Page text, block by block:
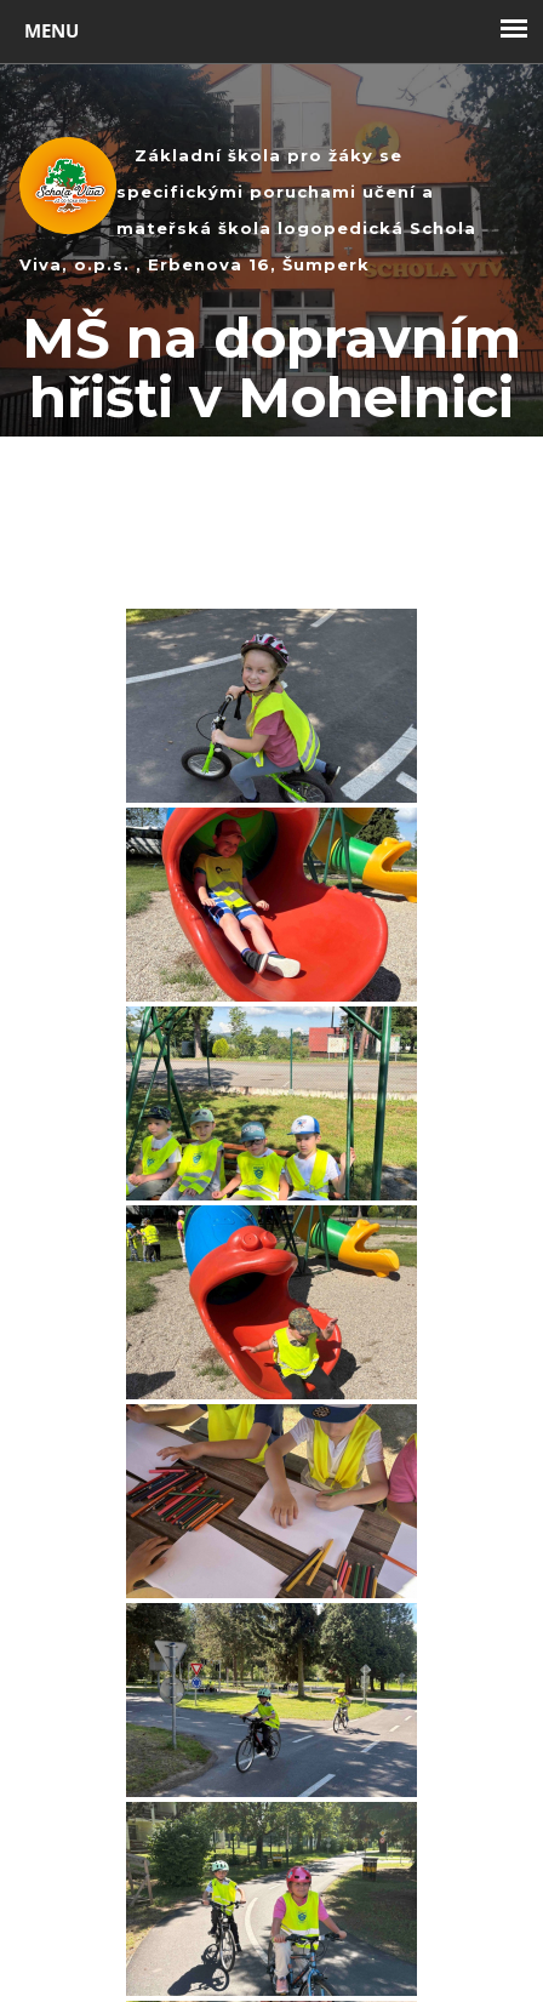
Základní škola pro žáky se
specifickými poruchami učení a
mateřská škola logopedická Schola
Viva, o.p.s. , Erbenova 16, Šumperk
MŠ na dopravním
hřišti v Mohelnici